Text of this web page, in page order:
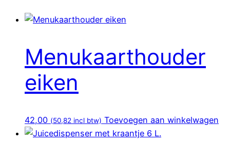
Menukaarthouder
eiken
42,00 (50,82 incl btw) Toevoegen aan winkelwagen